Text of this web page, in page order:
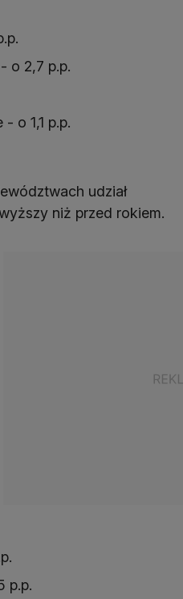
o 2,7 p.p.
o 1,1 p.p.
udział
niż przed rokiem.
p.p.